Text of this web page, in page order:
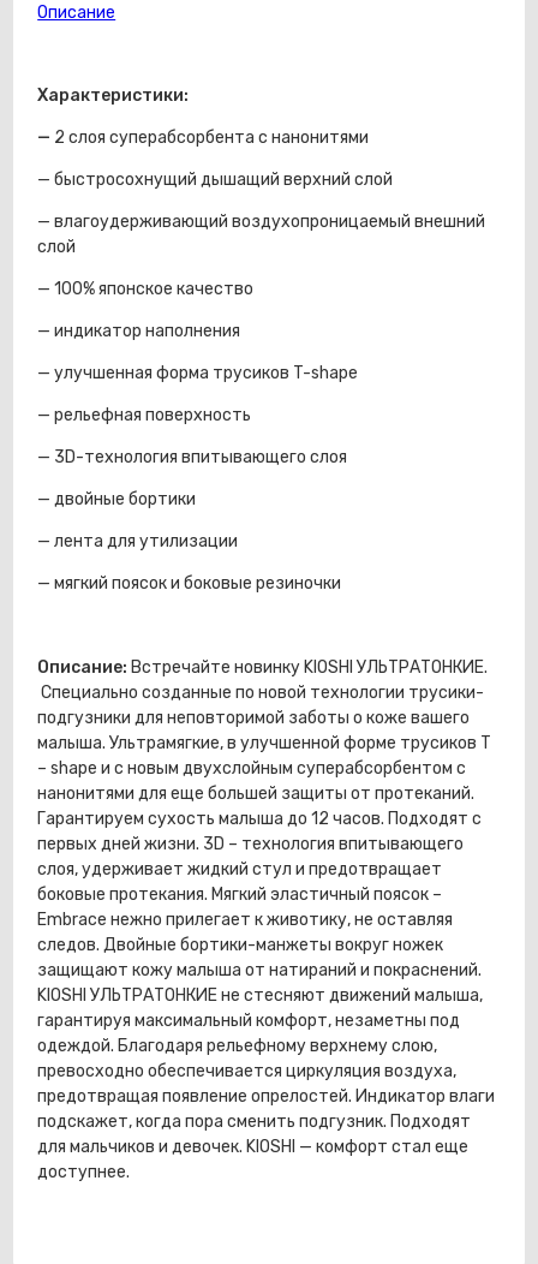
14кг
Описание
Характеристики:
— 2 слоя суперабсорбента с нанонитями
— быстросохнущий дышащий верхний слой
— влагоудерживающий воздухопроницаемый внешний
слой
— 100% японское качество
— индикатор наполнения
— улучшенная форма трусиков T-shape
— рельефная поверхность
— 3D-технология впитывающего слоя
— двойные бортики
— лента для утилизации
— мягкий поясок и боковые резиночки
Описание: Встречайте новинку KIOSHI УЛЬТРАТОНКИЕ.
Специально созданные по новой технологии трусики-
подгузники для неповторимой заботы о коже вашего
малыша. Ультрамягкие, в улучшенной форме трусиков T
– shape и с новым двухслойным суперабсорбентом с
нанонитями для еще большей защиты от протеканий.
Гарантируем сухость малыша до 12 часов. Подходят с
первых дней жизни. 3D – технология впитывающего
слоя, удерживает жидкий стул и предотвращает
боковые протекания. Мягкий эластичный поясок –
Embrace нежно прилегает к животику, не оставляя
следов. Двойные бортики-манжеты вокруг ножек
защищают кожу малыша от натираний и покраснений.
KIOSHI УЛЬТРАТОНКИЕ не стесняют движений малыша,
гарантируя максимальный комфорт, незаметны под
одеждой. Благодаря рельефному верхнему слою,
превосходно обеспечивается циркуляция воздуха,
предотвращая появление опрелостей. Индикатор влаги
подскажет, когда пора сменить подгузник. Подходят
для мальчиков и девочек. KIOSHI — комфорт стал еще
доступнее.